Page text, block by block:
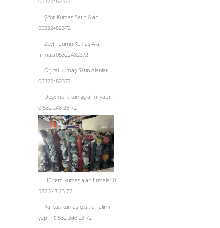
Şifon Kumaş Satın Alan
05322482372
Zeytinburnu Kumaş Alan
firması 05322482372
Orjinal Kumaş Satın Alanlar
05322482372
Döşemelik kumaş alımı yapılır
0 532 248 23 72
Hürrem kumaş alan firmalar 0
532 248 23 72
Kanvas kumaş çeşitleri alımı
yapılır 0 532 248 23 72